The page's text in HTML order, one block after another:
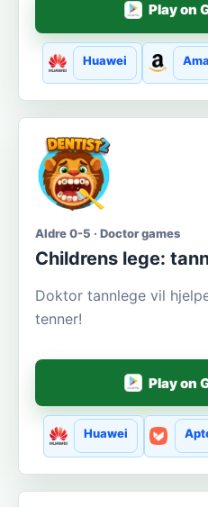
Play on
Huawei
Aldre 0-5 · Doctor games
Сhildrens lege:
Doktor tannlege vil
tenner!
Play on
Huawei